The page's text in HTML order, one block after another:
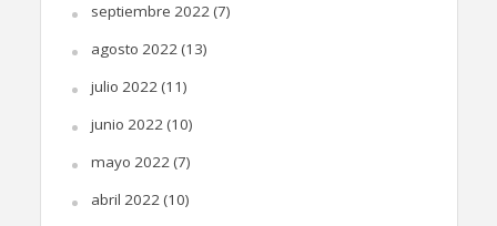
septiembre 2022(7)
agosto 2022(13)
julio 2022(11)
junio 2022(10)
mayo 2022(7)
abril 2022(10)